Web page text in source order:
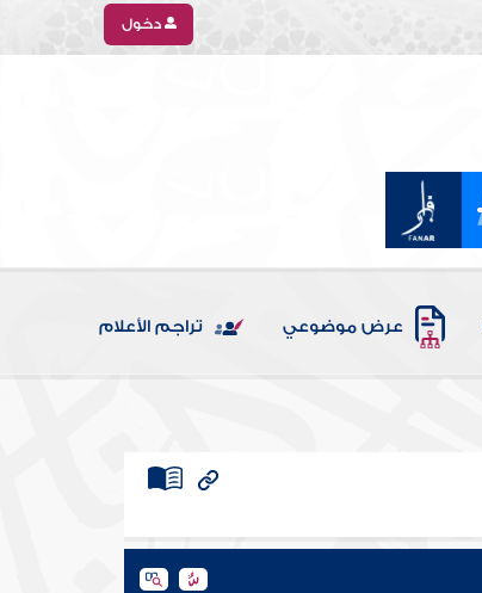
دخول
عرض موضوعي تراجم الأعلام